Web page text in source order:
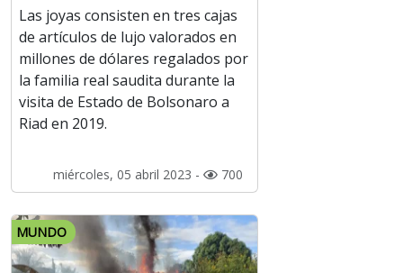
Las joyas consisten en tres cajas
de artículos de lujo valorados en
millones de dólares regalados por
la familia real saudita durante la
visita de Estado de Bolsonaro a
Riad en 2019.
miércoles, 05 abril 2023 - 700
MUNDO